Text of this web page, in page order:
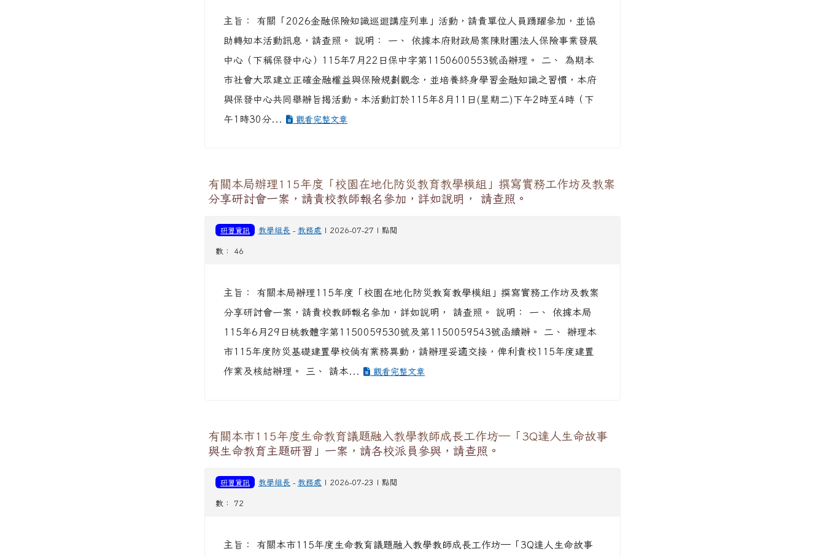
主旨： 有關「2026金融保險知識巡迴講座列車」活動，請貴單位人員踴躍參加，並協
助轉知本活動訊息，請查照。 說明： 一、 依據本府財政局案陳財團法人保險事業發展
中心（下稱保發中心）115年7月22日保中字第1150600553號函辦理。 二、 為期本
市社會大眾建立正確金融權益與保險規劃觀念，並培養終身學習金融知識之習慣，本府
與保發中心共同舉辦旨揭活動。本活動訂於115年8月11日(星期二)下午2時至4時（下
午1時30分...
觀看完整文章
有關本局辦理115年度「校園在地化防災教育教學模組」撰寫實務工作坊及教案
分享研討會一案，請貴校教師報名參加，詳如說明， 請查照。
研習資訊 教學組長 - 教務處 | 2026-07-27 | 點閱
數： 46
主旨： 有關本局辦理115年度「校園在地化防災教育教學模組」撰寫實務工作坊及教案
分享研討會一案，請貴校教師報名參加，詳如說明， 請查照。 說明： 一、 依據本局
115年6月29日桃教體字第1150059530號及第1150059543號函續辦。 二、 辦理本
市115年度防災基礎建置學校倘有業務異動，請辦理妥適交接，俾利貴校115年度建置
作業及核結辦理。 三、 請本...
觀看完整文章
有關本市115年度生命教育議題融入教學教師成長工作坊─「3Q達人生命故事
與生命教育主題研習」一案，請各校派員參與，請查照。
研習資訊 教學組長 - 教務處 | 2026-07-23 | 點閱
數： 72
主旨： 有關本市115年度生命教育議題融入教學教師成長工作坊─「3Q達人生命故事